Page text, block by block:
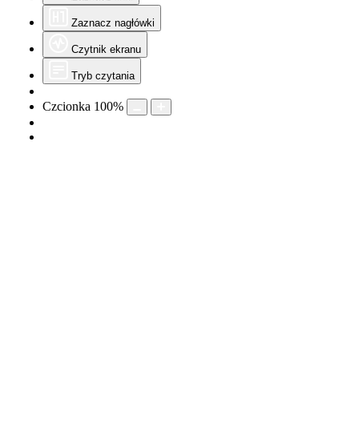
Zaznacz nagłówki
Czytnik ekranu
Tryb czytania
Czcionka 100%